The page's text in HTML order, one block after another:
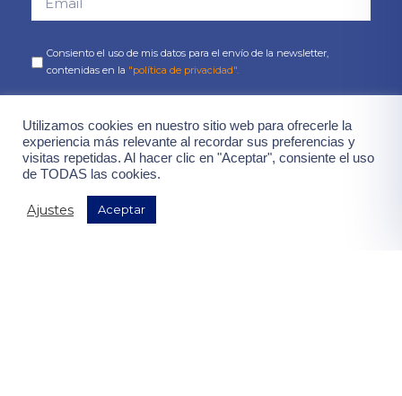
Consiento el uso de mis datos para el envío de la newsletter,
contenidas en la "política de privacidad".
¡Quiero mis ventajas!
Utilizamos cookies en nuestro sitio web para ofrecerle la
experiencia más relevante al recordar sus preferencias y
visitas repetidas. Al hacer clic en "Aceptar", consiente el uso
de TODAS las cookies.
Ajustes Aceptar